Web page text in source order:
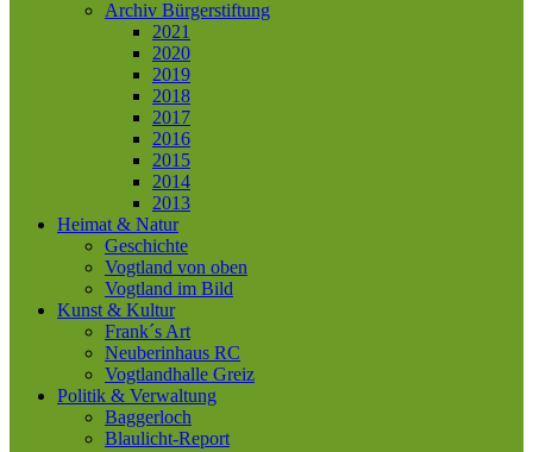
Archiv Bürgerstiftung
2021
2020
2019
2018
2017
2016
2015
2014
2013
Heimat & Natur
Geschichte
Vogtland von oben
Vogtland im Bild
Kunst & Kultur
Frank´s Art
Neuberinhaus RC
Vogtlandhalle Greiz
Politik & Verwaltung
Baggerloch
Blaulicht-Report